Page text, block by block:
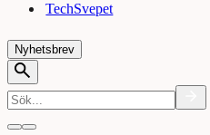
TechSvepet
Nyhetsbrev